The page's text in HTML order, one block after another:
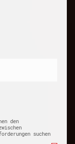
den
suchen